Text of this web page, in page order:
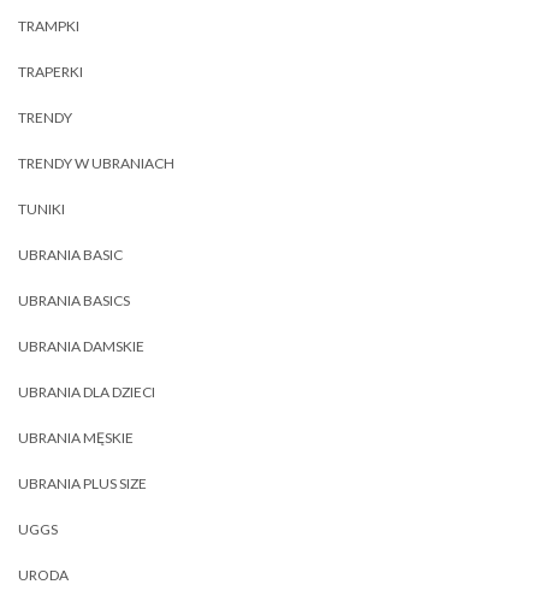
TRAMPKI
TRAPERKI
TRENDY
TRENDY W UBRANIACH
TUNIKI
UBRANIA BASIC
UBRANIA BASICS
UBRANIA DAMSKIE
UBRANIA DLA DZIECI
UBRANIA MĘSKIE
UBRANIA PLUS SIZE
UGGS
URODA